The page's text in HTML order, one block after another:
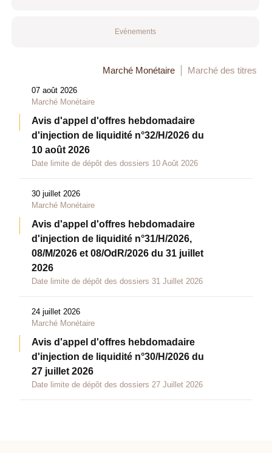
Evénements
Marché Monétaire Marché des titres
07 août 2026
Marché Monétaire
Avis d'appel d'offres hebdomadaire
d'injection de liquidité n°32/H/2026 du
10 août 2026
Date limite de dépôt des dossiers 10 Août 2026
30 juillet 2026
Marché Monétaire
Avis d'appel d'offres hebdomadaire
d'injection de liquidité n°31/H/2026,
08/M/2026 et 08/OdR/2026 du 31 juillet
2026
Date limite de dépôt des dossiers 31 Juillet 2026
24 juillet 2026
Marché Monétaire
Avis d'appel d'offres hebdomadaire
d'injection de liquidité n°30/H/2026 du
27 juillet 2026
Date limite de dépôt des dossiers 27 Juillet 2026